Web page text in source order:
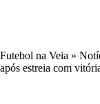
Futebol na Veia »
após estreia com